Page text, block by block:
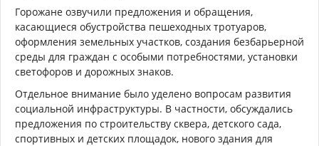
Горожане озвучили предложения и обращения,
касающиеся обустройства пешеходных тротуаров,
оформления земельных участков, создания безбарьерной
среды для граждан с особыми потребностями, установки
светофоров и дорожных знаков.
Отдельное внимание было уделено вопросам развития
социальной инфраструктуры. В частности, обсуждались
предложения по строительству сквера, детского сада,
спортивных и детских площадок, нового здания для